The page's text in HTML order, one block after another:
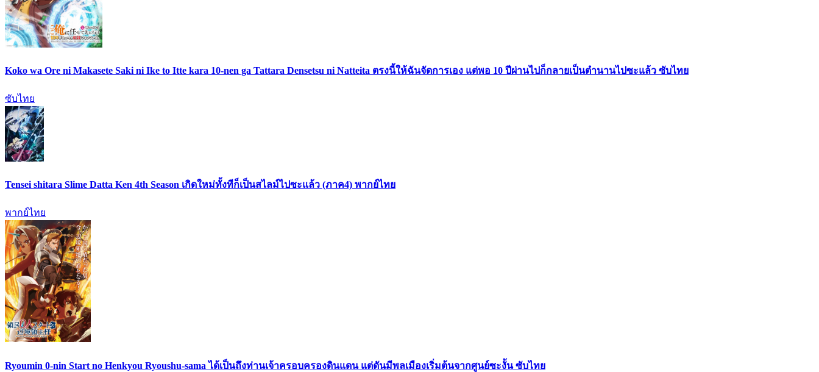
Koko wa Ore ni Makasete Saki ni Ike to Itte kara 10-nen ga Tattara Densetsu ni Natteita ตรงนี้ให้ฉันจัดการเอง แต่พอ 10 ปีผ่านไปก็กลายเป็นตำนานไปซะแล้ว ซับไทย
ซับไทย
Tensei shitara Slime Datta Ken 4th Season เกิดใหม่ทั้งทีก็เป็นสไลม์ไปซะแล้ว (ภาค4) พากย์ไทย
พากย์ไทย
Ryoumin 0-nin Start no Henkyou Ryoushu-sama ได้เป็นถึงท่านเจ้าครอบครองดินแดน แต่ดันมีพลเมืองเริ่มต้นจากศูนย์ซะงั้น ซับไทย